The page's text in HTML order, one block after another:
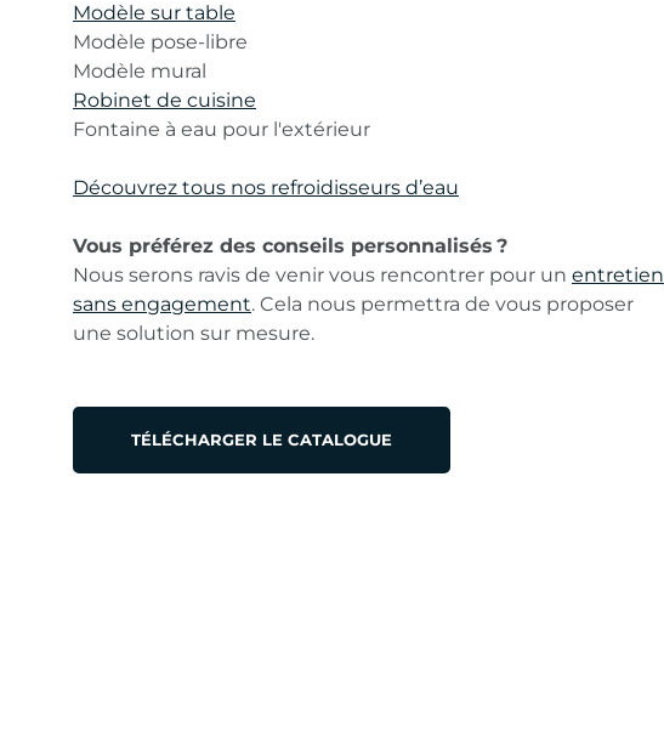
Modèle sur table
Modèle pose-libre
Modèle mural
Robinet de cuisine
Fontaine à eau pour l'extérieur
Découvrez tous nos refroidisseurs d’eau
Vous préférez des conseils personnalisés ?
Nous serons ravis de venir vous rencontrer pour un entretien
sans engagement. Cela nous permettra de vous proposer
une solution sur mesure.
TÉLÉCHARGER LE CATALOGUE